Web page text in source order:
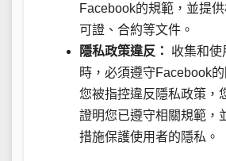
Facebook的規範，並提
可證、合約等文件。
隱私政策違反：
收集和使
時，必須遵守Facebook
您被指控違反隱私政策，
證明您已遵守相關規範，
措施保護使用者的隱私。